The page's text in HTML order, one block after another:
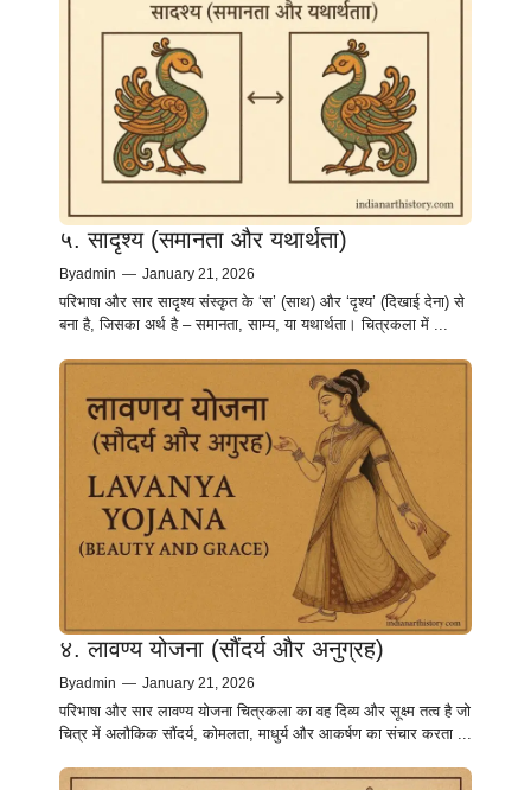
५. सादृश्य (समानता और यथार्थता)
Byadmin — January 21, 2026
परिभाषा और सार सादृश्य संस्कृत के ‘स’ (साथ) और ‘दृश्य’ (दिखाई देना) से
बना है, जिसका अर्थ है – समानता, साम्य, या यथार्थता। चित्रकला में ...
४. लावण्य योजना (सौंदर्य और अनुग्रह)
Byadmin — January 21, 2026
परिभाषा और सार लावण्य योजना चित्रकला का वह दिव्य और सूक्ष्म तत्व है जो
चित्र में अलौकिक सौंदर्य, कोमलता, माधुर्य और आकर्षण का संचार करता ...